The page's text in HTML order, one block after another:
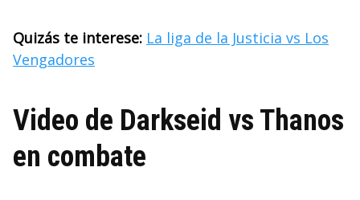
Quizás te interese: La liga de la Justicia vs Los
Vengadores
Video de Darkseid vs Thanos
en combate